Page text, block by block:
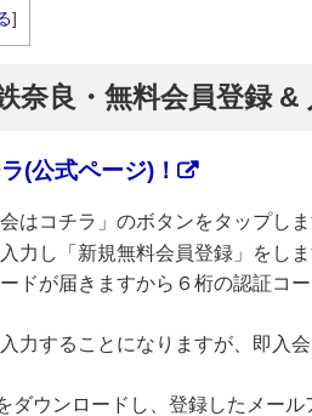
]
良・無料会員登録 &
(公式ページ)！
はコチラ」のボタンをタップし
力し「新規無料会員登録」をしま
ドが届きますから６桁の認証コ
力することになりますが、即入
ウンロードし、登録したメール